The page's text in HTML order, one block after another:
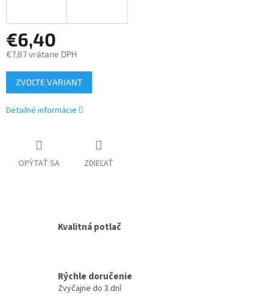
€6,40
€7,87 vrátane DPH
Jednotková
cena:
ZVOĽTE VARIANT
Detailné informácie
OPÝTAŤ SA ZDIEĽAŤ
Kvalitná potlač
Rýchle doručenie
Zvyčajne do 3 dní